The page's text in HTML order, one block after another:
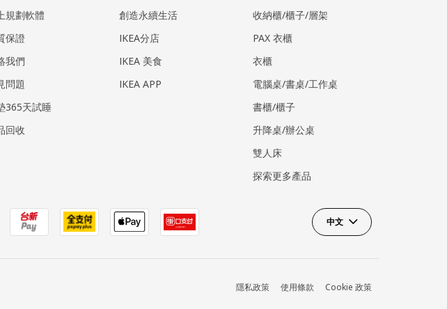
規劃軟體
保證
我們
問題
365天試睡
回收
創造永續生活
IKEA分店
IKEA 美食
IKEA APP
收納櫃/櫃子/層架
PAX 衣櫃
衣櫃
電腦桌/書桌/工作桌
書櫃/櫃子
升降桌/辦公桌
雙人床
探索更多產品
中文
隱私政策 使用條款 Cookie 政策